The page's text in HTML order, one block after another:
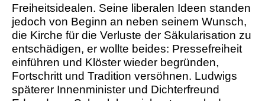
Freiheitsidealen. Seine liberalen Ideen standen
jedoch von Beginn an neben seinem Wunsch,
die Kirche für die Verluste der Säkularisation zu
entschädigen, er wollte beides: Pressefreiheit
einführen und Klöster wieder begründen,
Fortschritt und Tradition versöhnen. Ludwigs
späterer Innenminister und Dichterfreund